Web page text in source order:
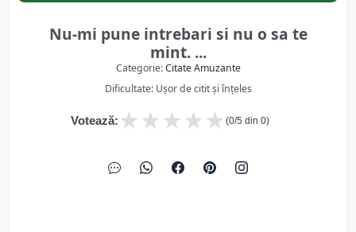
Nu-mi pune intrebari si nu o sa te
mint. ...
Categorie:Citate Amuzante
Dificultate: Ușor de citit și înțeles
Votează: ★
★
★
★
★ (0/5 din 0)